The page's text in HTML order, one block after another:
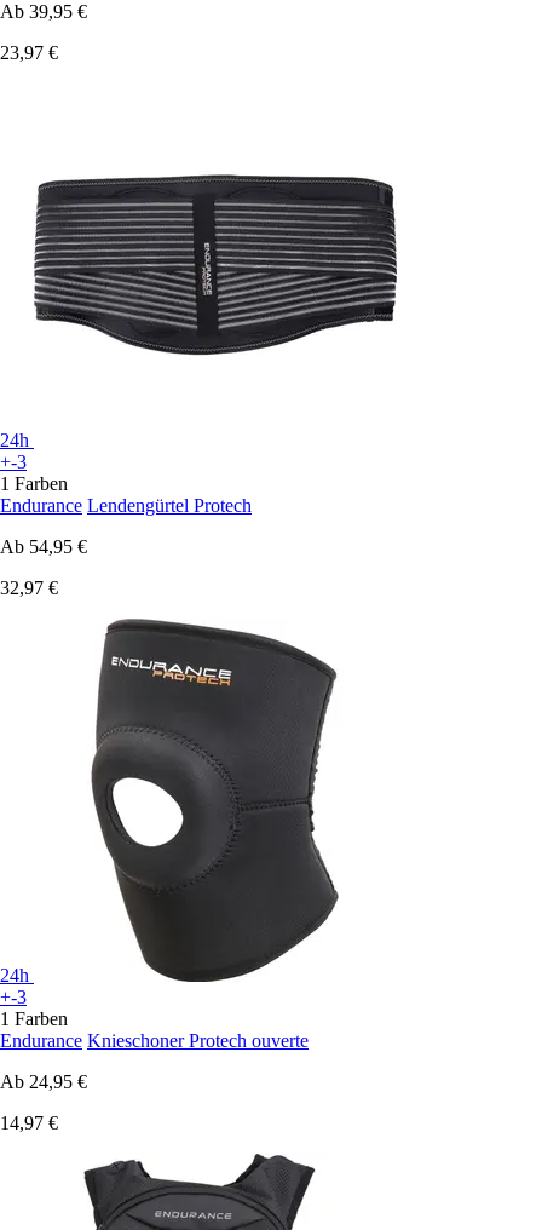
Ab 39,95 €
23,97 €
24h
+-3
1 Farben
Endurance Lendengürtel Protech
Ab 54,95 €
32,97 €
24h
+-3
1 Farben
Endurance Knieschoner Protech ouverte
Ab 24,95 €
14,97 €